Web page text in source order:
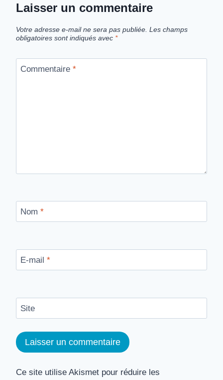
Laisser un commentaire
Votre adresse e-mail ne sera pas publiée. Les champs
obligatoires sont indiqués avec *
Commentaire *
Nom *
E-mail *
Site
Ce site utilise Akismet pour réduire les